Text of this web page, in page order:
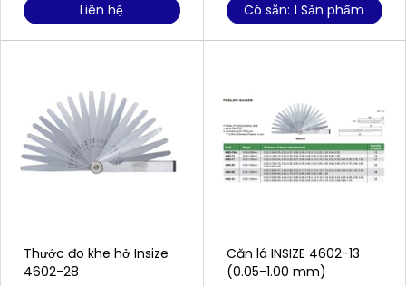
Liên hệ
Thước đo khe hở Insize
4602-28
Có sẵn: 1 Sản phẩm
Căn lá INSIZE 4602-13
(0.05-1.00 mm)